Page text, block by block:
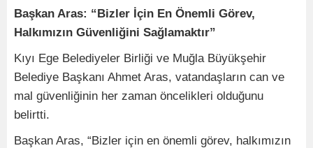
Başkan Aras: “Bizler İçin En Önemli Görev,
Halkımızın Güvenliğini Sağlamaktır”
Kıyı Ege Belediyeler Birliği ve Muğla Büyükşehir
Belediye Başkanı Ahmet Aras, vatandaşların can ve
mal güvenliğinin her zaman öncelikleri olduğunu
belirtti.
Başkan Aras, “Bizler için en önemli görev, halkımızın